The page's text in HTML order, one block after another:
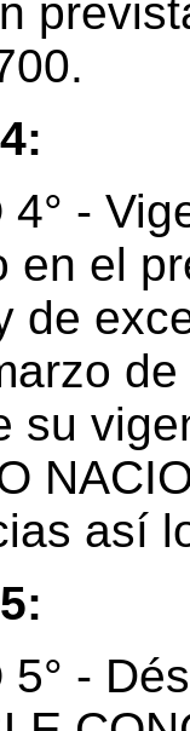
4° -
en el
de
su
así
5° -